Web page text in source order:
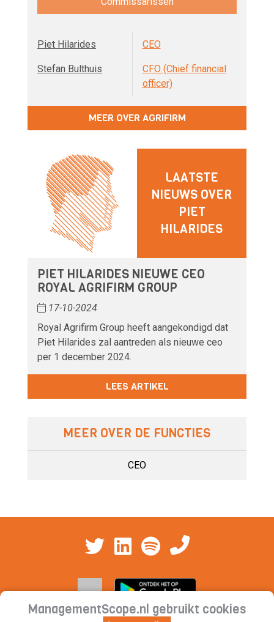
Piet Hilarides CEO
Stefan Bulthuis
CFO (Chief financial
officer)
MEER OVER AGRIFIRM
LAATSTE
NIEUWS OVER
PIET
HILARIDES
PIET HILARIDES NIEUWE CEO
ROYAL AGRIFIRM GROUP
17-10-2024
Royal Agrifirm Group heeft aangekondigd dat
Piet Hilarides zal aantreden als nieuwe ceo
per 1 december 2024.
LEES ARTIKEL
MEER OVER DE FUNCTIES
CEO
ManagementScope.nl gebruikt cookies